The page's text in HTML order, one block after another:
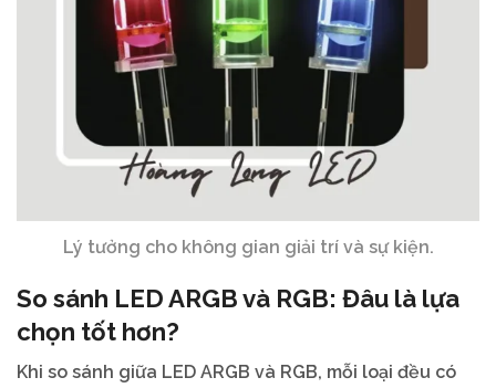
Lý tưởng cho không gian giải trí và sự kiện.
So sánh LED ARGB và RGB: Đâu là lựa
chọn tốt hơn?
Khi so sánh giữa LED ARGB và RGB, mỗi loại đều có